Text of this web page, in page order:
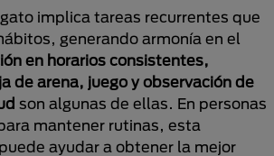
implica tareas recurrentes que
generando armonía en el
en horarios consistentes,
de arena, juego y observación de
son algunas de ellas. En personas
mantener rutinas, esta
ayudar a obtener la mejor